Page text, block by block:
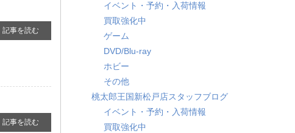
記事を読む
記事を読む
イベント・予約・入荷情報
買取強化中
ゲーム
DVD/Blu-ray
ホビー
その他
桃太郎王国新松戸店スタッフブログ
イベント・予約・入荷情報
買取強化中